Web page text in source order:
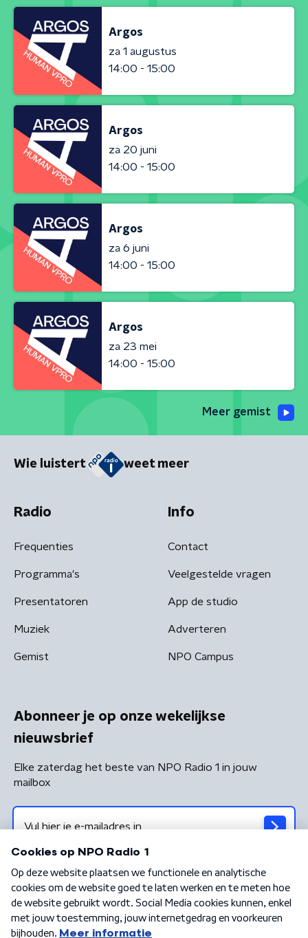
Argos
za 1 augustus
14:00 - 15:00
Argos
za 20 juni
14:00 - 15:00
Argos
za 6 juni
14:00 - 15:00
Argos
za 23 mei
14:00 - 15:00
Meer gemist
Wie luistert weet meer
Radio
Frequenties
Programma's
Presentatoren
Muziek
Gemist
Info
Contact
Veelgestelde vragen
App de studio
Adverteren
NPO Campus
Abonneer je op onze wekelijkse
nieuwsbrief
Elke zaterdag het beste van NPO Radio 1 in jouw
mailbox
Algemene voorwaarden